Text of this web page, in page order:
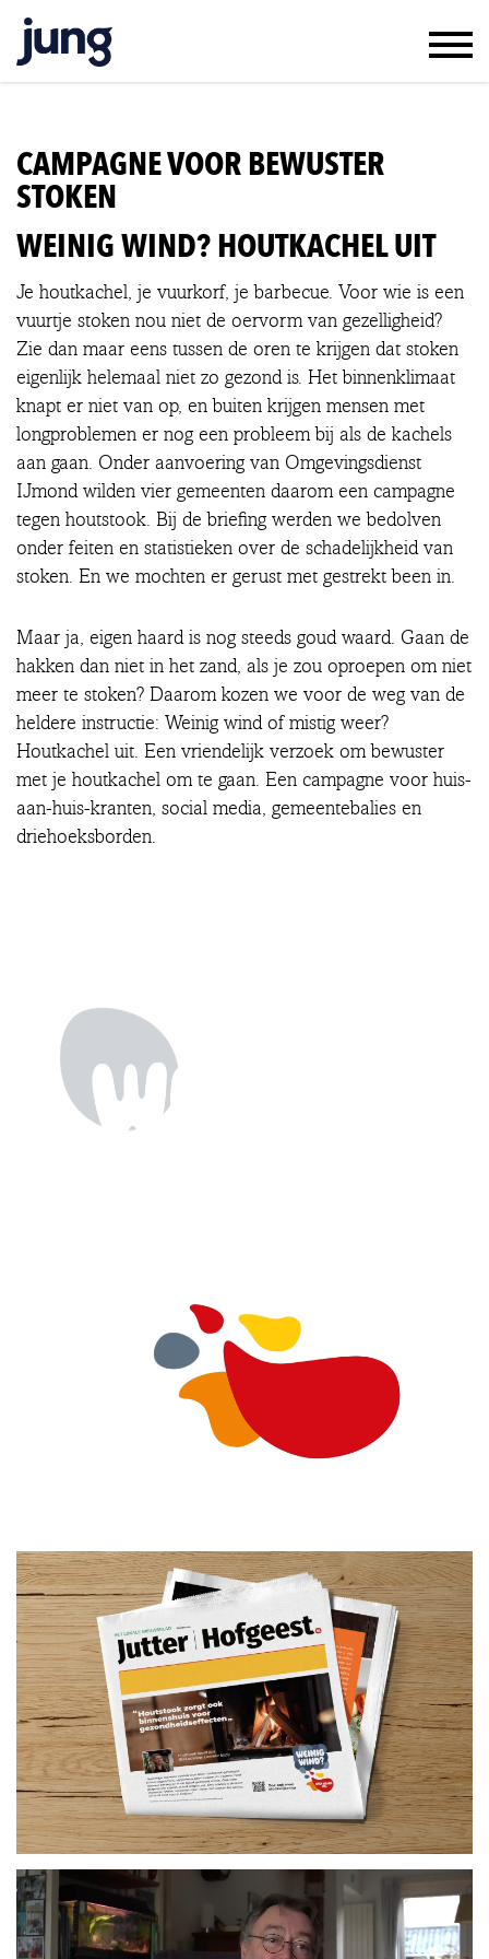
KLANTEN & JUNG
TEAM & VACATURES
CONTACT
IN ENGLISH
CAMPAGNE VOOR BEWUSTER
STOKEN
WEINIG WIND? HOUTKACHEL UIT
Je houtkachel, je vuurkorf, je barbecue. Voor wie is een
vuurtje stoken nou niet de oervorm van gezelligheid?
Zie dan maar eens tussen de oren te krijgen dat stoken
eigenlijk helemaal niet zo gezond is. Het binnenklimaat
knapt er niet van op, en buiten krijgen mensen met
longproblemen er nog een probleem bij als de kachels
aan gaan. Onder aanvoering van Omgevingsdienst
IJmond wilden vier gemeenten daarom een campagne
tegen houtstook. Bij de briefing werden we bedolven
onder feiten en statistieken over de schadelijkheid van
stoken. En we mochten er gerust met gestrekt been in.
Maar ja, eigen haard is nog steeds goud waard. Gaan de
hakken dan niet in het zand, als je zou oproepen om niet
meer te stoken? Daarom kozen we voor de weg van de
heldere instructie: Weinig wind of mistig weer?
Houtkachel uit. Een vriendelijk verzoek om bewuster
met je houtkachel om te gaan. Een campagne voor huis-
aan-huis-kranten, social media, gemeentebalies en
driehoeksborden.